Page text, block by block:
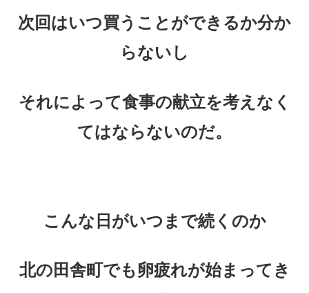
次回はいつ買うことができるか分か
らないし
それによって食事の献立を考えなく
てはならないのだ。
こんな日がいつまで続くのか
北の田舎町でも卵疲れが始まってき